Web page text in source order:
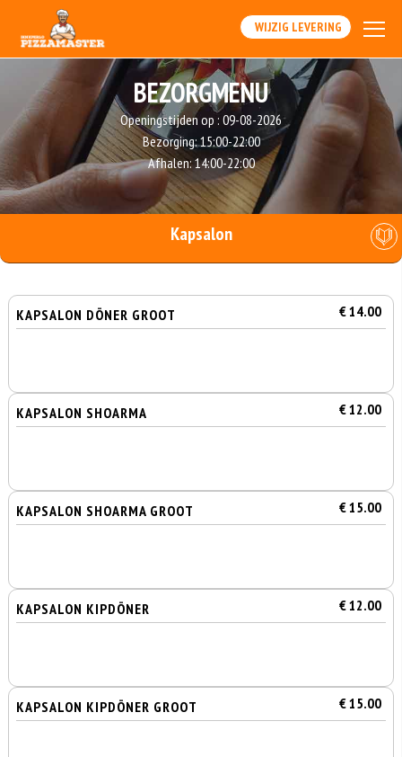
WIJZIG LEVERING
BEZORGMENU
Openingstijden op : 09-08-2026
Bezorging:15:00-22:00
Afhalen:14:00-22:00
Kapsalon
KAPSALON DÖNER GROOT € 14.00
KAPSALON SHOARMA € 12.00
KAPSALON SHOARMA GROOT € 15.00
KAPSALON KIPDÖNER € 12.00
KAPSALON KIPDÖNER GROOT € 15.00